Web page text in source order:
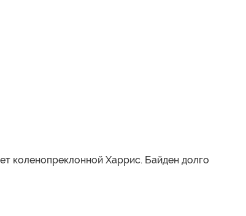
коленопреклонной Харрис. Байден долго